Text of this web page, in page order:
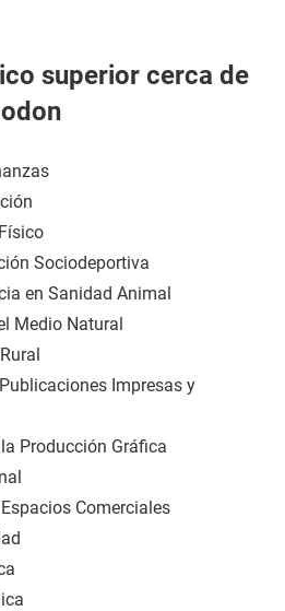
superior cerca de
Sociodeportiva
en Sanidad Animal
Medio Natural
Impresas y
Producción Gráfica
Comerciales